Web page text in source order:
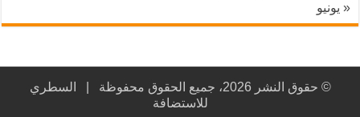
« يونيو
© حقوق النشر 2026، جميع الحقوق محفوظة |
السطري
للاستضافة